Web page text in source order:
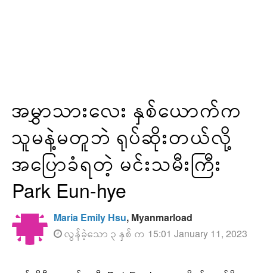
အမွှာသားလေး နှစ်ယောက်က
သူမနဲ့မတူဘဲ ရုပ်ဆိုးတယ်လို့
အပြောခံရတဲ့ မင်းသမီးကြီး
Park Eun-hye
Maria Emily Hsu, Myanmarload
လွန်ခဲ့သော ၃ နှစ် က 15:01 January 11, 2023